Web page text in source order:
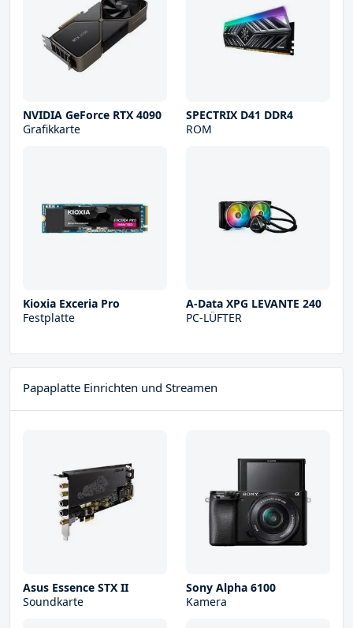
NVIDIA GeForce RTX 4090
Grafikkarte
SPECTRIX D41 DDR4
ROM
Kioxia Exceria Pro
Festplatte
A-Data XPG LEVANTE 240
PC-LÜFTER
Papaplatte Einrichten und Streamen
Asus Essence STX II
Soundkarte
Sony Alpha 6100
Kamera